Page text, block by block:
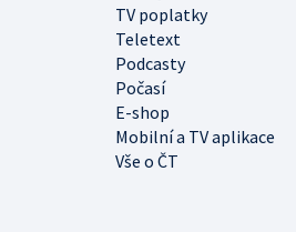
TV poplatky
Teletext
Podcasty
Počasí
E-shop
Mobilní a TV aplikace
Vše o ČT